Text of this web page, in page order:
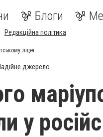
Блоги
Редакційна політика
ліцеї
джерело
у